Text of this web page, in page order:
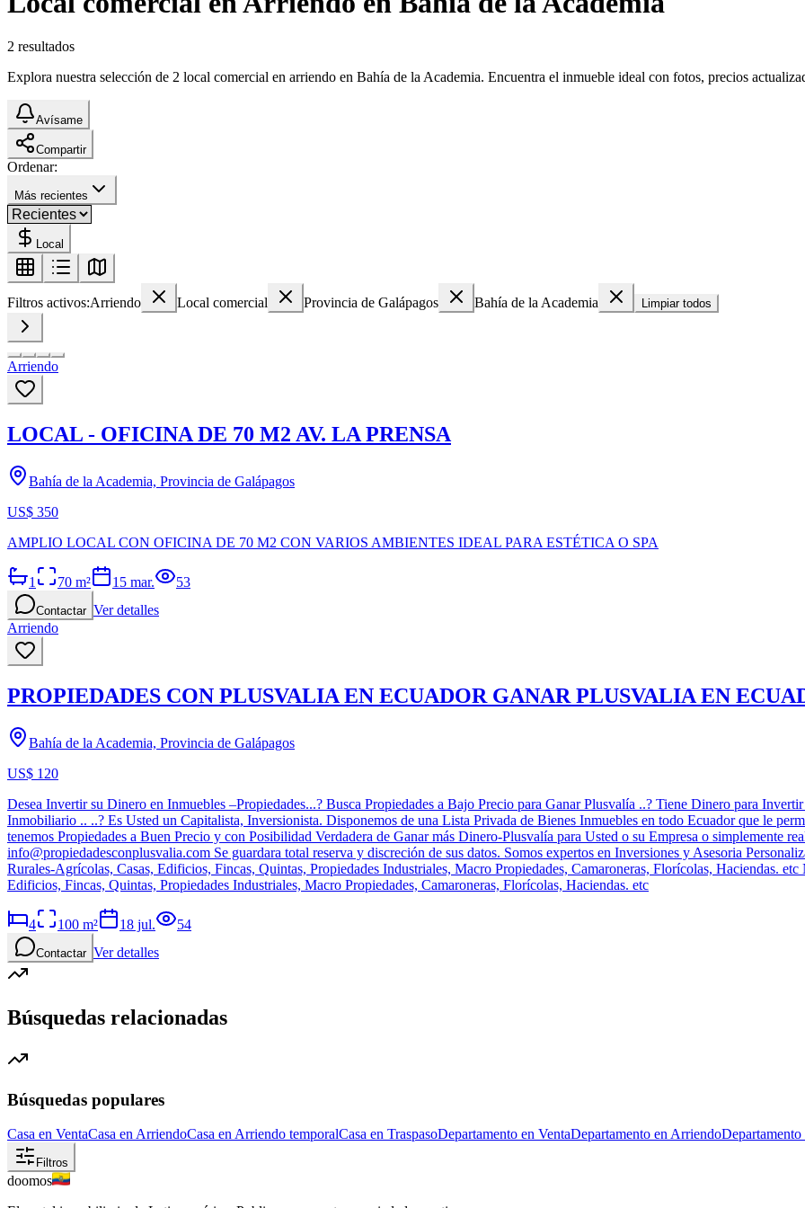
2 resultados
Explora nuestra selección de 2 local comercial en arriendo en Bahía de la Academia. Encuentra el inmueble ideal con fotos, precios
Avísame
Compartir
Ordenar:
Más recientes
Local
Filtros activos:Arriendo Local comercial Provincia de Galápagos Bahía de la Academia Limpiar todos
Arriendo
LOCAL - OFICINA DE 70 M2 AV. LA PRENSA
Bahía de la Academia, Provincia de Galápagos
US$ 350
AMPLIO LOCAL CON OFICINA DE 70 M2 CON VARIOS AMBIENTES IDEAL PARA ESTÉTICA O SPA
1 70 m² 15 mar. 53
Contactar Ver detalles
Arriendo
PROPIEDADES CON PLUSVALIA EN ECUADOR GANAR PLUSVALIA EN
Bahía de la Academia, Provincia de Galápagos
US$ 120
Desea Invertir su Dinero en Inmuebles –Propiedades...? Busca Propiedades a Bajo Precio para Ganar Plusvalía ..? Tiene Dinero para
Inmobiliario .. ..? Es Usted un Capitalista, Inversionista. Disponemos de una Lista Privada de Bienes Inmuebles en todo Ecuador que le
tenemos Propiedades a Buen Precio y con Posibilidad Verdadera de Ganar más Dinero-Plusvalía para Usted o su Empresa o simplemente
info@propiedadesconplusvalia.com Se guardara total reserva y discreción de sus datos. Somos expertos en Inversiones y Asesoria
Rurales-Agrícolas, Casas, Edificios, Fincas, Quintas, Propiedades Industriales, Macro Propiedades, Camaroneras, Florícolas, Haciendas.
Edificios, Fincas, Quintas, Propiedades Industriales, Macro Propiedades, Camaroneras, Florícolas, Haciendas. etc
4 100 m² 18 jul. 54
Contactar Ver detalles
Búsquedas relacionadas
Búsquedas populares
Casa en VentaCasa en ArriendoCasa en Arriendo temporalCasa en TraspasoDepartamento en VentaDepartamento en Arriendo
Filtros
doomos